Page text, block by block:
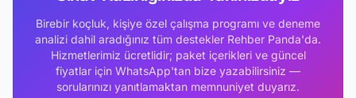
Birebir koçluk, kişiye özel çalışma programı ve deneme
analizi dahil aradığınız tüm destekler Rehber Panda'da.
Hizmetlerimiz ücretlidir; paket içerikleri ve güncel
fiyatlar için WhatsApp'tan bize yazabilirsiniz —
sorularınızı yanıtlamaktan memnuniyet duyarız.